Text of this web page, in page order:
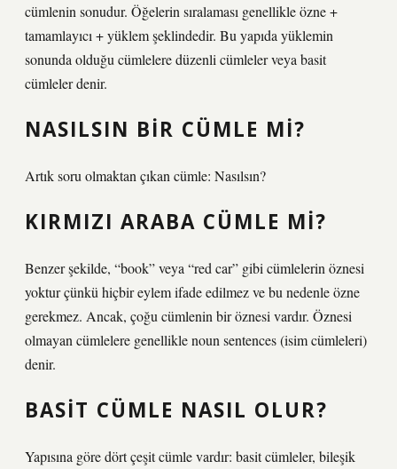
cümlenin sonudur. Öğelerin sıralaması genellikle özne +
tamamlayıcı + yüklem şeklindedir. Bu yapıda yüklemin
sonunda olduğu cümlelere düzenli cümleler veya basit
cümleler denir.
NASILSIN BIR CÜMLE MI?
Artık soru olmaktan çıkan cümle: Nasılsın?
KIRMIZI ARABA CÜMLE MI?
Benzer şekilde, “book” veya “red car” gibi cümlelerin öznesi
yoktur çünkü hiçbir eylem ifade edilmez ve bu nedenle özne
gerekmez. Ancak, çoğu cümlenin bir öznesi vardır. Öznesi
olmayan cümlelere genellikle noun sentences (isim cümleleri)
denir.
BASIT CÜMLE NASIL OLUR?
Yapısına göre dört çeşit cümle vardır: basit cümleler, bileşik